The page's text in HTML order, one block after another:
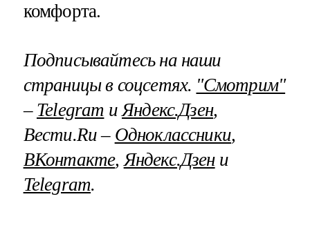
комфорта.
Подписывайтесь на наши
страницы в соцсетях. "Смотрим"
– Telegram иЯндекс.Дзен,
Вести.Ru – Одноклассники,
ВКонтакте,Яндекс.Дзени
Telegram.